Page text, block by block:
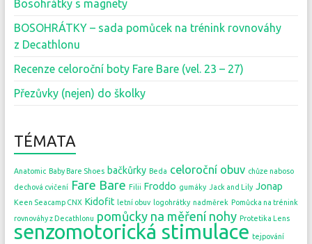
Bosohrátky s magnety
BOSOHRÁTKY – sada pomůcek na trénink rovnováhy
z Decathlonu
Recenze celoroční boty Fare Bare (vel. 23 – 27)
Přezůvky (nejen) do školky
TÉMATA
Anatomic Baby Bare Shoes bačkůrky Beda celoroční obuv chůze naboso
dechová cvičení Fare Bare Filii Froddo gumáky Jack and Lily Jonap
Keen Seacamp CNX Kidofit letní obuv logohrátky nadměrek Pomůcka na trénink
rovnováhy z Decathlonu pomůcky na měření nohy Protetika Lens
senzomotorická stimulace tejpování